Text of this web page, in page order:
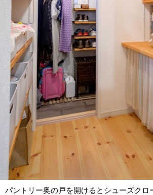
パントリー奥の戸を開けるとシューズクロ